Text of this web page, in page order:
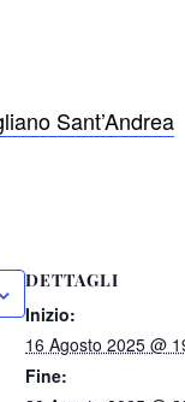
Sant’Andrea
DETTAGLI
Inizio:
16 Agosto 2025 @
Fine: